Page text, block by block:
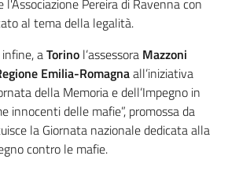
l'Associazione Pereira di Ravenna con
al tema della legalità.
infine, aTorino l’assessora Mazzoni
Emilia-Romagnaall’iniziativa
della Memoria e dell’Impegno in
innocenti delle mafie”, promossa da
la Giornata nazionale dedicata alla
contro le mafie.